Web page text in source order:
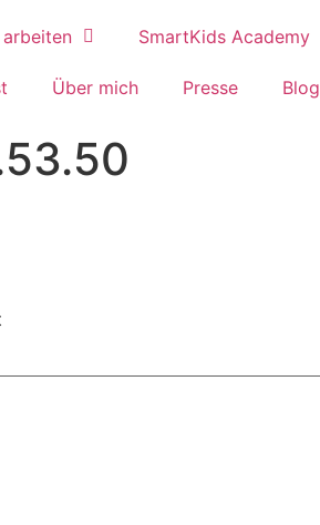
SmartKids Academy
Über mich Presse Blog